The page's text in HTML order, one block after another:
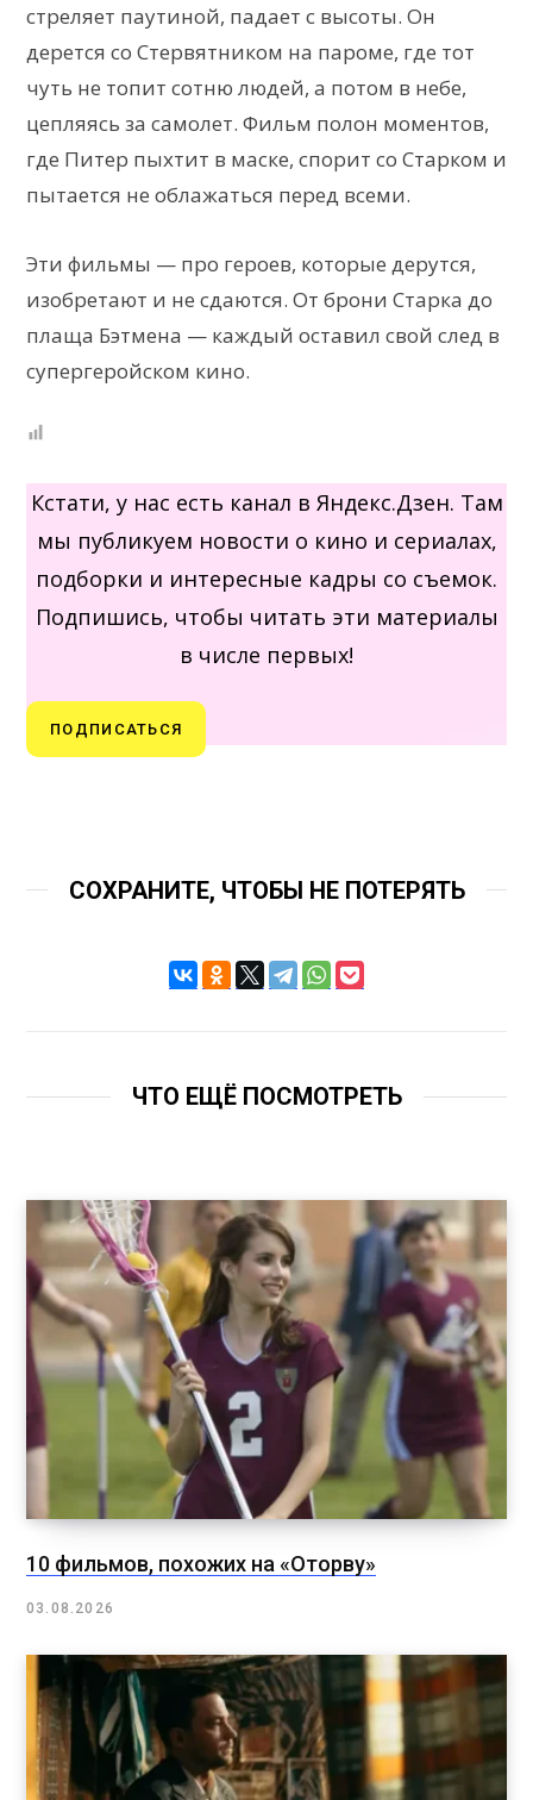
стреляет паутиной, падает с высоты. Он
дерется со Стервятником на пароме, где тот
чуть не топит сотню людей, а потом в небе,
цепляясь за самолет. Фильм полон моментов,
где Питер пыхтит в маске, спорит со Старком и
пытается не облажаться перед всеми.
Эти фильмы — про героев, которые дерутся,
изобретают и не сдаются. От брони Старка до
плаща Бэтмена — каждый оставил свой след в
супергеройском кино.
Кстати, у нас есть канал в Яндекс.Дзен. Там
мы публикуем новости о кино и сериалах,
подборки и интересные кадры со съемок.
Подпишись, чтобы читать эти материалы
в числе первых!
ПОДПИСАТЬСЯ
СОХРАНИТЕ, ЧТОБЫ НЕ ПОТЕРЯТЬ
ЧТО ЕЩЁ ПОСМОТРЕТЬ
10 фильмов, похожих на «Оторву»
03.08.2026